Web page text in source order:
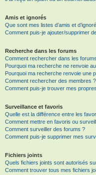
Amis et ignorés
Que sont mes listes d’amis et
Comment puis-je ajouter/supprimer
Recherche dans les forums
Comment rechercher dans les
Pourquoi ma recherche ne renvoie
Pourquoi ma recherche renvoie une
Comment rechercher des membres ?
Comment puis-je trouver mes
Surveillance et favoris
Quelle est la différence entre les
Comment mettre en favoris ou
Comment surveiller des forums ?
Comment puis-je supprimer mes
Fichiers joints
Quels fichiers joints sont autorisés
Comment trouver tous mes fichiers